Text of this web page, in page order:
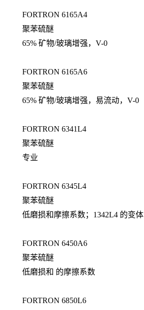
FORTRON 6165A4
聚苯硫醚
65% 矿物/玻璃增强，V-0
FORTRON 6165A6
聚苯硫醚
65% 矿物/玻璃增强，易流动，V-0
FORTRON 6341L4
聚苯硫醚
专业
FORTRON 6345L4
聚苯硫醚
低磨损和摩擦系数；1342L4 的变体
FORTRON 6450A6
聚苯硫醚
低磨损和 的摩擦系数
FORTRON 6850L6